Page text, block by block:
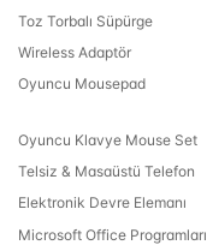
Toz Torbalı Süpürge
Wireless Adaptör
Oyuncu Mousepad
Oyuncu Klavye Mouse Set
Telsiz & Masaüstü Telefon
Elektronik Devre Elemanı
Microsoft Office Programları